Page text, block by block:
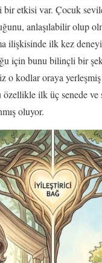
bir etkisi var. Çocuk
anlaşılabilir olup
ilişkisinde ilk kez
için bunu bilinçli bir
o kodlar oraya
ilk üç senede ve
oluyor.